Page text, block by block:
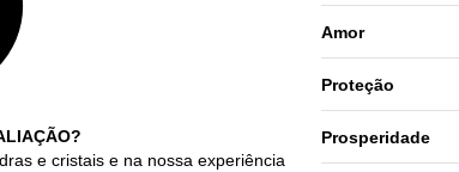
e cristais e na nossa experiência
Amor
Proteção
Prosperidade